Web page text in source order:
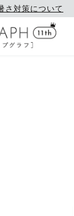
さ対策について